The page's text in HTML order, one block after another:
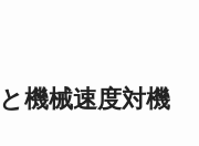
機械速度対機